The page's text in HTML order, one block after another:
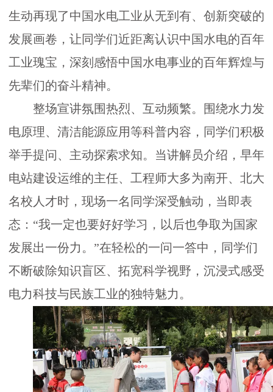
流
际
合
作
科
普
生动再现了中国水电工业从无到有、创新突破的
发展画卷，让同学们近距离认识中国水电的百年
工业瑰宝，深刻感悟中国水电事业的百年辉煌与
先辈们的奋斗精神。
整场宣讲氛围热烈、互动频繁。围绕水力发
电原理、清洁能源应用等科普内容，同学们积极
举手提问、主动探索求知。当讲解员介绍，早年
电站建设运维的主任、工程师大多为南开、北大
名校人才时，现场一名同学深受触动，当即表
态： “我一定也要好好学习，以后也争取为国家
发展出一份力。”在轻松的一问一答中，同学们
不断破除知识盲区、拓宽科学视野，沉浸式感受
电力科技与民族工业的独特魅力。